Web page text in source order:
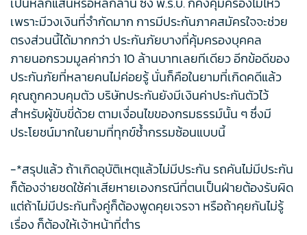
เพราะมีวงเงินที่จำกัดมาก การมีประกันภาคสมัครใจจะช่วย
ตรงส่วนนี้ได้มากกว่า ประกันภัยบางที่คุ้มครองบุคคล
ภายนอกรวมมูลค่ากว่า 10 ล้านบาทเลยทีเดียว อีกข้อดีของ
ประกันภัยที่หลายคนไม่ค่อยรู้ นั่นก็คือในยามที่เกิดคดีแล้ว
คุณถูกควบคุมตัว บริษัทประกันยังมีเงินค่าประกันตัวไว้
สำหรับผู้ขับขี่ด้วย ตามเงื่อนไขของกรมธรรม์นั้น ๆ ซึ่งมี
ประโยชน์มากในยามที่ทุกข์ซ้ำกรรมซ้อนแบบนี้
-*สรุปแล้ว ถ้าเกิดอุบัติเหตุแล้วไม่มีประกัน รถคันไม่มีประกัน
ก็ต้องจ่ายชดใช้ค่าเสียหายเองกรณีที่ตนเป็นฝ่ายต้องรับผิด
แต่ถ้าไม่มีประกันทั้งคู่ก็ต้องพูดคุยเจรจา หรือถ้าคุยกันไม่รู้
เรื่อง ก็ต้องให้เจ้าหน้าที่ตำร